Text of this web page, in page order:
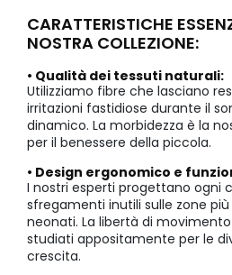
CARATTERISTICHE
NOSTRA COLLEZIONE:
• Qualità dei tessuti naturali:
Utilizziamo fibre che lasciano
irritazioni fastidiose durante il
dinamico. La morbidezza è la
per il benessere della piccola.
• Design ergonomico e
I nostri esperti progettano ogni
sfregamenti inutili sulle zone
neonati. La libertà di
studiati appositamente per le
crescita.